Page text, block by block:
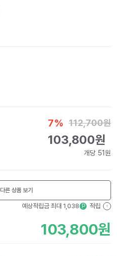
7% 112,700원
103,800원
개당 51원
다른 상품 보기
예상적립금 최대 1,038 P 적립 ?
103,800원